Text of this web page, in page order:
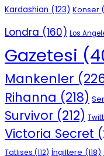
Kardashian (123) Konser
Londra (160) Los
Gazetesi
Mankenler
Rihanna (218)
Survivor (212)
Victoria Secret
Tatlıses (112) İngiltere (118)